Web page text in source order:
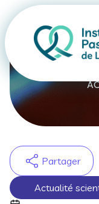
Partager
Actualité